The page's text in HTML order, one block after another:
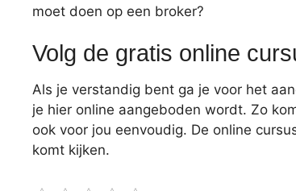
moet doen op een broker?
Volg de gratis online
Als je verstandig bent ga je voor het
je hier online aangeboden wordt. Zo
ook voor jou eenvoudig. De online
komt kijken.